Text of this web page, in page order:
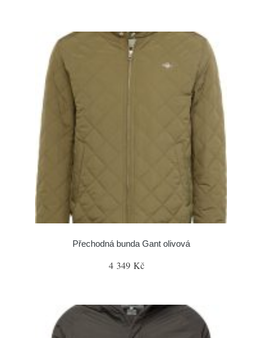
Přechodná bunda Gant olivová
4 349 Kč